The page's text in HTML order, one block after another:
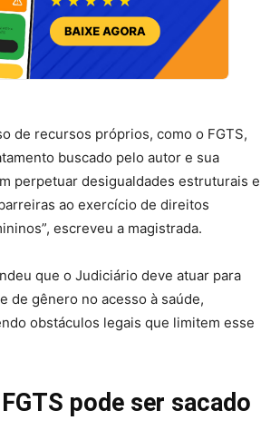
de recursos próprios, como o FGTS,
buscado pelo autor e sua
perpetuar desigualdades estruturais e
ao exercício de direitos
escreveu a magistrada.
que o Judiciário deve atuar para
de gênero no acesso à saúde,
obstáculos legais que limitem esse
pode ser sacado